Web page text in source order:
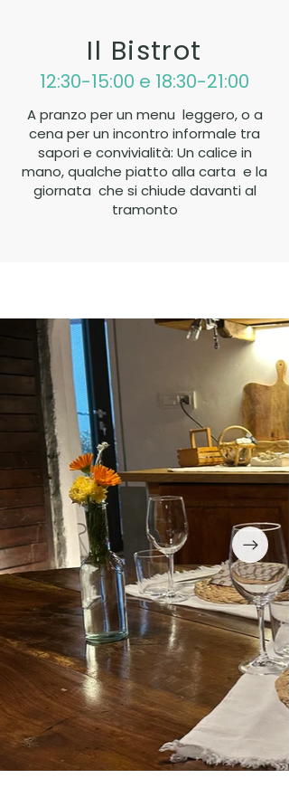
Il Bistrot
12:30-15:00 e 18:30-21:00
A pranzo per un menu leggero, o a
cena per un incontro informale tra
sapori e convivialità: Un calice in
mano, qualche piatto alla carta e la
giornata che si chiude davanti al
tramonto